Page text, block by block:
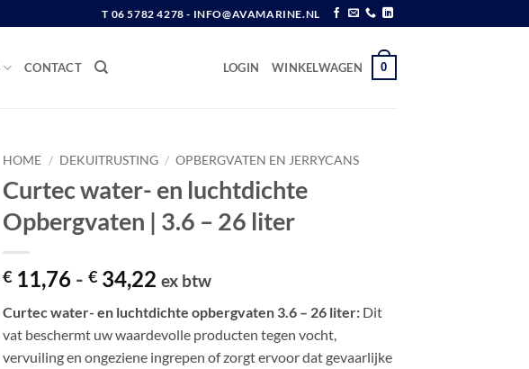
T 06 5782 4278 - INFO@AVAMARINE.NL
CONTACT LOGIN WINKELWAGEN 0
HOME / DEKUITRUSTING / OPBERGVATEN EN JERRYCANS
Curtec water- en luchtdichte
Opbergvaten | 3.6 – 26 liter
€ 11,76 - € 34,22 Prijsklasse:
tot
€ 34,22
ex btw
Curtec water- en luchtdichte opbergvaten 3.6 – 26 liter: Dit
vat beschermt uw waardevolle producten tegen vocht,
vervuiling en ongeziene ingrepen of zorgt ervoor dat gevaarlijke